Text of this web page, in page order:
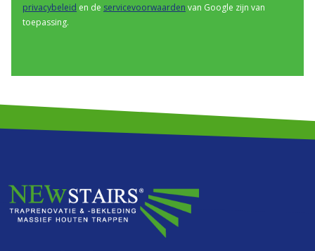
privacybeleid en de servicevoorwaarden van Google zijn van
toepassing.